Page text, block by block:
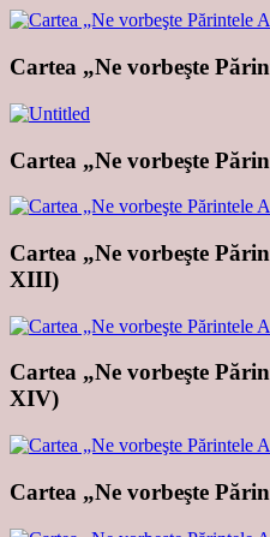
Cartea „Ne vorbeşte
Cartea „Ne vorbeşte
Cartea „Ne vorbeşte
XIII)
Cartea „Ne vorbeşte
XIV)
Cartea „Ne vorbeşte